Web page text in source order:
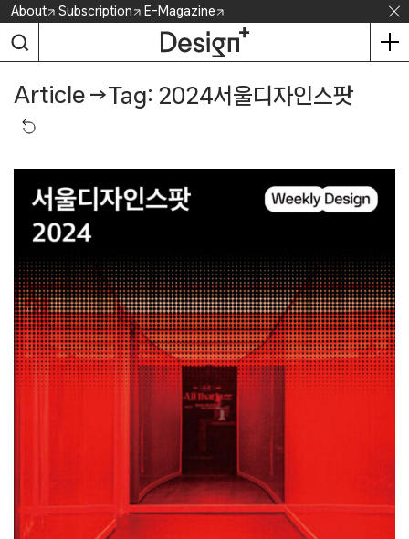
Skip
content
About Subscription E-Magazine
Article →Tag: 2024서울디자인스팟